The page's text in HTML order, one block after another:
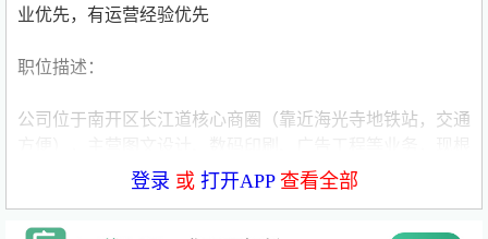
业优先，有运营经验优先
职位描述：
公司位于南开区长江道核心商圈（靠近海光寺地铁站，交通
据公司运作需要，招聘新媒体运营专员1-2名。
一、工作内容：
登录 或 打开APP查看全部